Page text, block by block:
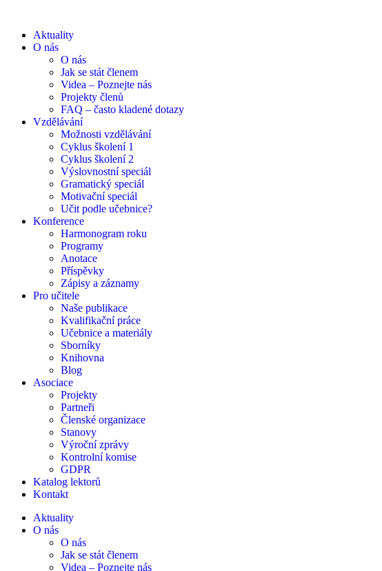
Aktuality
O nás
O nás
Jak se stát členem
Videa – Poznejte nás
Projekty členů
FAQ – často kladené dotazy
Vzdělávání
Možnosti vzdělávání
Cyklus školení 1
Cyklus školení 2
Výslovnostní speciál
Gramatický speciál
Motivační speciál
Učit podle učebnice?
Konference
Harmonogram roku
Programy
Anotace
Příspěvky
Zápisy a záznamy
Pro učitele
Naše publikace
Kvalifikační práce
Učebnice a materiály
Sborníky
Knihovna
Blog
Asociace
Projekty
Partneři
Členské organizace
Stanovy
Výroční zprávy
Kontrolní komise
GDPR
Katalog lektorů
Kontakt
Aktuality
O nás
O nás
Jak se stát členem
Videa – Poznejte nás